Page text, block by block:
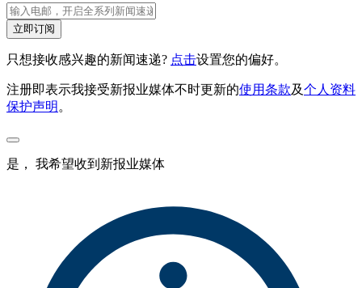
立即订阅
只想接收感兴趣的新闻速递? 点击设置您的偏好。
注册即表示我接受新报业媒体不时更新的使用条款及个人资料
保护声明 。
是， 我希望收到新报业媒体